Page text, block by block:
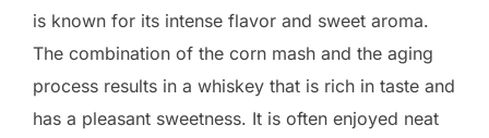
is known for its intense flavor and sweet aroma.
The combination of the corn mash and the aging
process results in a whiskey that is rich in taste and
has a pleasant sweetness. It is often enjoyed neat